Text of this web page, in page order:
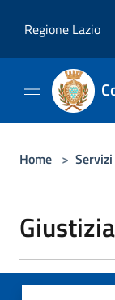
Regione Lazio
Home > Servizi